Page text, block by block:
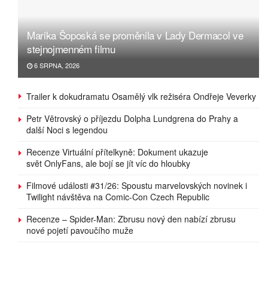
Marika Šoposká se proměnila v Lady Dermacol ve
stejnojmenném filmu
6 SRPNA, 2026
Trailer k dokudramatu Osamělý vlk režiséra Ondřeje Veverky
Petr Větrovský o příjezdu Dolpha Lundgrena do Prahy a
další Noci s legendou
Recenze Virtuální přítelkyně: Dokument ukazuje
svět OnlyFans, ale bojí se jít víc do hloubky
Filmové události #31/26: Spoustu marvelovských novinek i
Twilight návštěva na Comic-Con Czech Republic
Recenze – Spider-Man: Zbrusu nový den nabízí zbrusu
nové pojetí pavoučího muže